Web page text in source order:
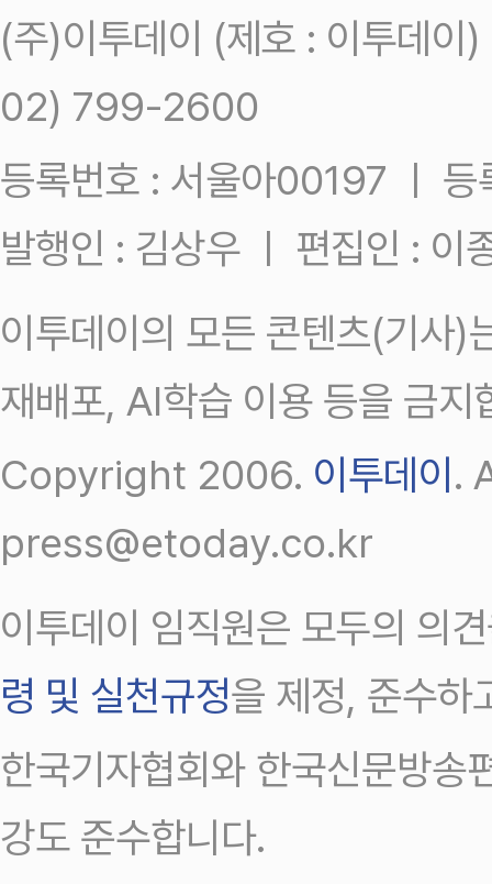
(주)이투데이 (제호 : 이투데
02) 799-2600
등록번호 : 서울아00197 ㅣ
발행인 : 김상우 ㅣ 편집인 : 이
이투데이의 모든 콘텐츠(기사)
재배포, AI학습 이용 등을 금지
Copyright 2006. 이투데이.
press@etoday.co.kr
이투데이 임직원은 모두의 의
령 및 실천규정을 제정, 준수하
한국기자협회와 한국신문방송
강도 준수합니다.